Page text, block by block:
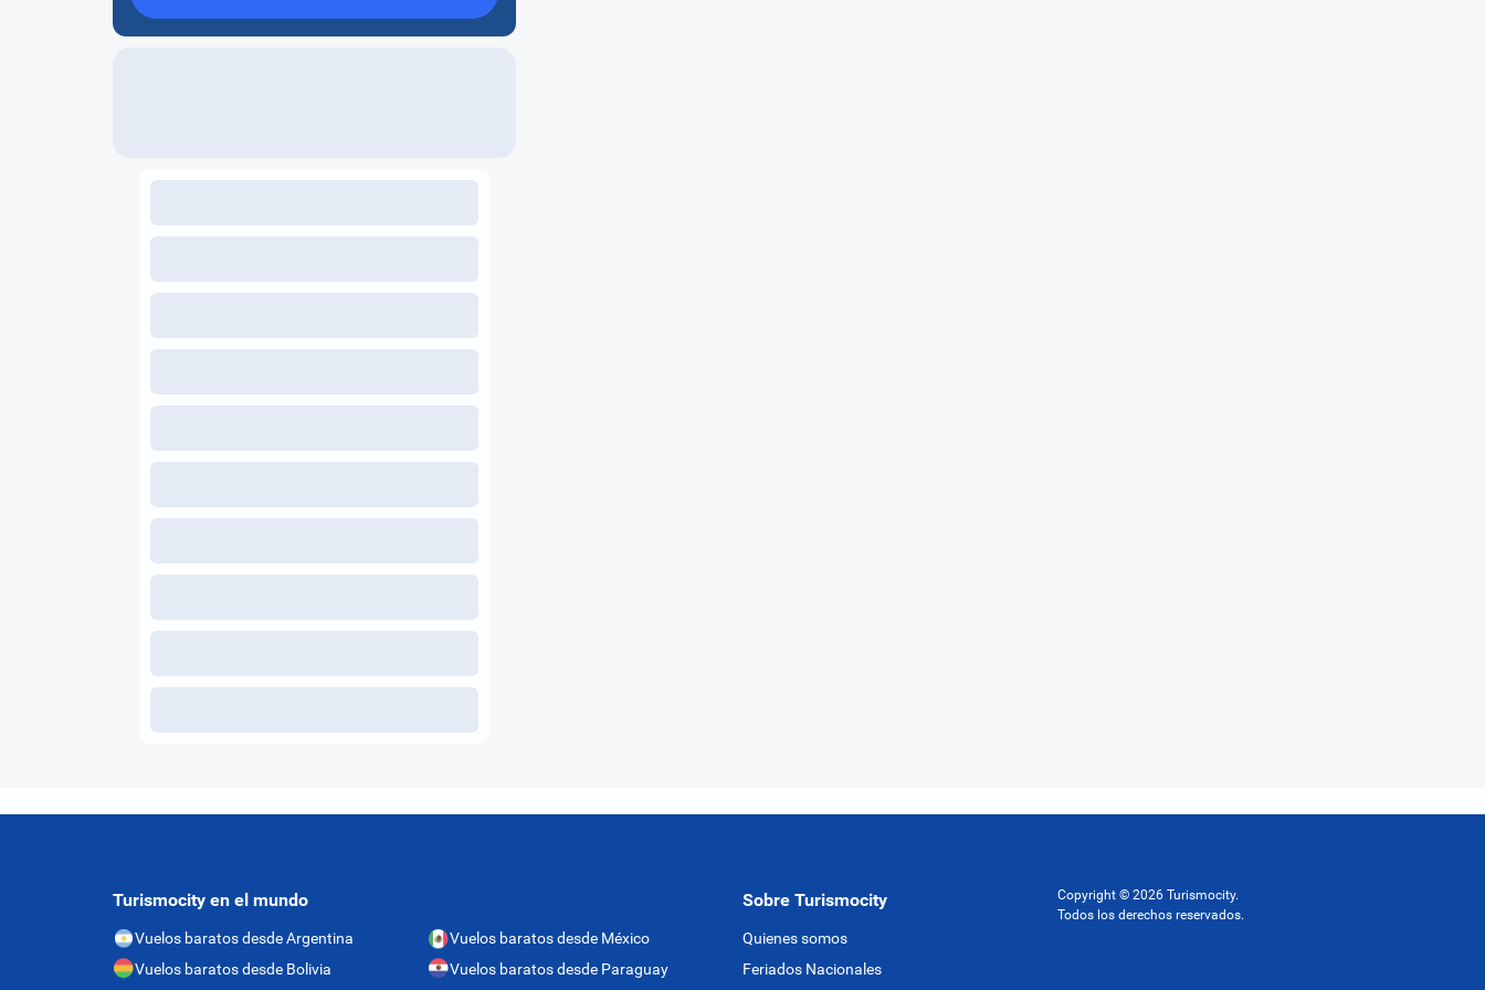
Turismocity en el mundo
Vuelos baratos desde Argentina
Vuelos baratos desde Bolivia
Vuelos baratos desde México
Vuelos baratos desde Paraguay
Sobre Turismocity
Quienes somos
Feriados Nacionales
Copyright © 2026 Turismocity.
Todos los derechos reservados.